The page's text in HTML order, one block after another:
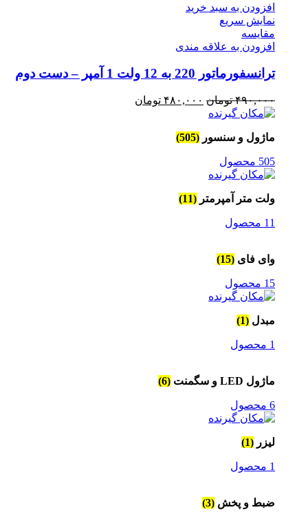
بود.
افزودن به سبد خرید
نمایش سریع
مقايسه
افزودن به علاقه مندی
ترانسفورماتور 220 به 12 ولت 1 آمپر – دست دوم
۴۹۰,۰۰۰ تومان قیمت
بود.
۴۸۰,۰۰۰ تومان
ماژول و سنسور (505)
505 محصول
ولت متر آمپرمتر (11)
11 محصول
وای فای (15)
15 محصول
مبدل (1)
1 محصول
ماژول LED و سگمنت (6)
6 محصول
لیزر (1)
1 محصول
ضبط و پخش (3)